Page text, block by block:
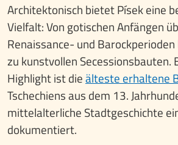
Architektonisch bietet Písek eine
Vielfalt: Von gotischen Anfängen
Renaissance- und Barockperioden
zu kunstvollen Secessionsbauten.
Highlight ist dieälteste erhaltene
Tschechiens aus dem 13.
mittelalterliche Stadtgeschichte
dokumentiert.